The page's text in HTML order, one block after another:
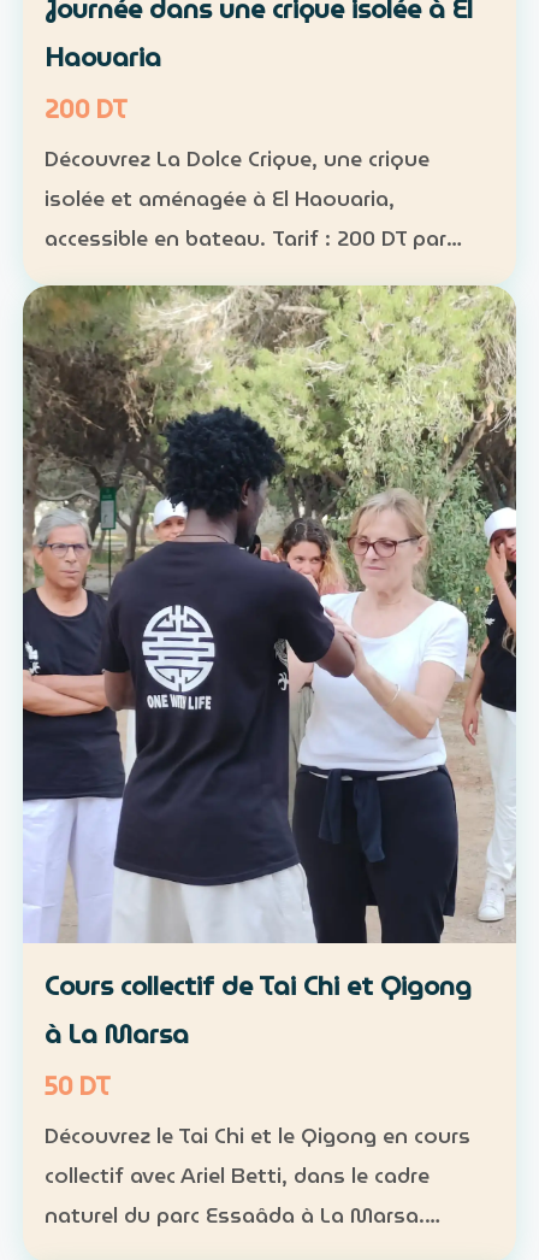
Journée dans une crique isolée à El
Haouaria
200 DT
Découvrez La Dolce Crique, une crique
isolée et aménagée à El Haouaria,
accessible en bateau. Tarif : 200 DT par
personne Fréquentation limitée : 50
personnes maximum dans la crique
Activités : kayak, paddle et snorkel…
Cours collectif de Tai Chi et Qigong
à La Marsa
50 DT
Découvrez le Tai Chi et le Qigong en cours
collectif avec Ariel Betti, dans le cadre
naturel du parc Essaâda à La Marsa.